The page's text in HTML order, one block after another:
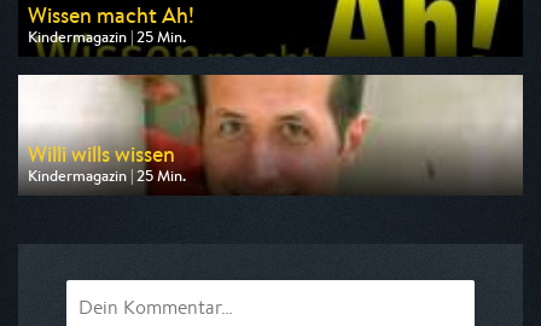
Wissen macht Ah!
Kindermagazin | 25 Min.
Ausgestrahlt von WDR
am 10.08.2026, 07:10
Willi wills wissen
Kindermagazin | 25 Min.
Ausgestrahlt von ARD alpha